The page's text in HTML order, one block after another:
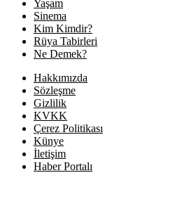
Yaşam
Sinema
Kim Kimdir?
Rüya Tabirleri
Ne Demek?
Hakkımızda
Sözleşme
Gizlilik
KVKK
Çerez Politikası
Künye
İletişim
Haber Portalı